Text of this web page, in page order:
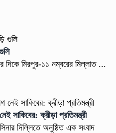
মিরপুর-১১ নম্বরের মিল্লাত ...
সাকিবের: ক্রীড়া প্রতিমন্ত্রী
দিল্লিতে অনুষ্ঠিত এক সংবাদ